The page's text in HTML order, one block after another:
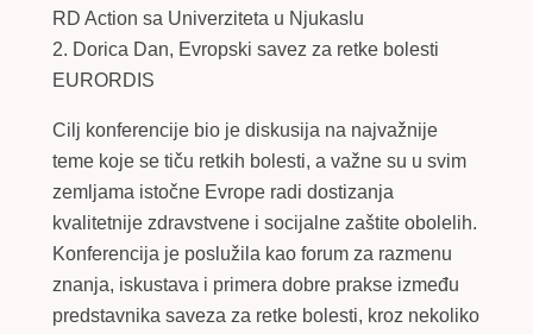
RD Action sa Univerziteta u Njukaslu
2. Dorica Dan, Evropski savez za retke bolesti
EURORDIS
Cilj konferencije bio je diskusija na najvažnije
teme koje se tiču retkih bolesti, a važne su u svim
zemljama istočne Evrope radi dostizanja
kvalitetnije zdravstvene i socijalne zaštite obolelih.
Konferencija je poslužila kao forum za razmenu
znanja, iskustava i primera dobre prakse između
predstavnika saveza za retke bolesti, kroz nekoliko